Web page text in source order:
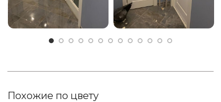
Похожие по цвету